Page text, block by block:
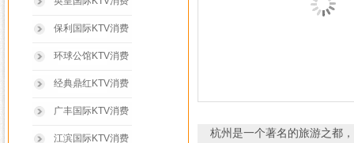
保利国际KTV消费
环球公馆KTV消费
经典鼎红KTV消费
广丰国际KTV消费
江滨国际KTV消费
杭州是一个著名的旅游之都